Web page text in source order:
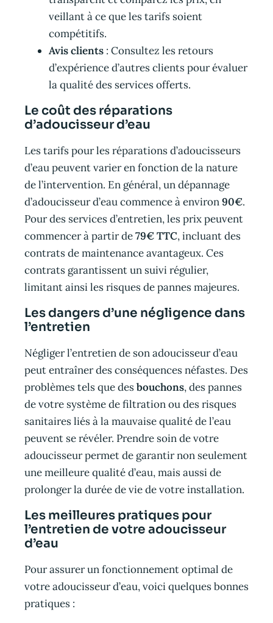
veillant à ce que les tarifs soient
compétitifs.
Avis clients : Consultez les retours
d’expérience d’autres clients pour évaluer
la qualité des services offerts.
Le coût des réparations
d’adoucisseur d’eau
Les tarifs pour les réparations d’adoucisseurs
d’eau peuvent varier en fonction de la nature
de l’intervention. En général, un dépannage
d’adoucisseur d’eau commence à environ90€.
Pour des services d’entretien, les prix peuvent
commencer à partir de79€ TTC, incluant des
contrats de maintenance avantageux. Ces
contrats garantissent un suivi régulier,
limitant ainsi les risques de pannes majeures.
Les dangers d’une négligence dans
l’entretien
Négliger l’entretien de son adoucisseur d’eau
peut entraîner des conséquences néfastes. Des
problèmes tels que desbouchons, des pannes
de votre système de filtration ou des risques
sanitaires liés à la mauvaise qualité de l’eau
peuvent se révéler. Prendre soin de votre
adoucisseur permet de garantir non seulement
une meilleure qualité d’eau, mais aussi de
prolonger la durée de vie de votre installation.
Les meilleures pratiques pour
l’entretien de votre adoucisseur
d’eau
Pour assurer un fonctionnement optimal de
votre adoucisseur d’eau, voici quelques bonnes
pratiques :